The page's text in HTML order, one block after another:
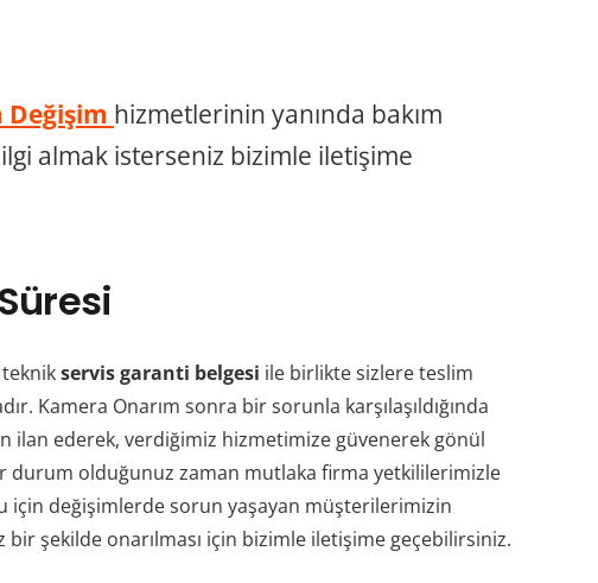
Değişim hizmetlerinin yanında bakım
almak isterseniz bizimle iletişime
servis garanti belgesi ile birlikte sizlere teslim
Kamera Onarım sonra bir sorunla karşılaşıldığında
ilan ederek, verdiğimiz hizmetimize güvenerek gönül
durum olduğunuz zaman mutlaka firma yetkililerimizle
için değişimlerde sorun yaşayan müşterilerimizin
şekilde onarılması için bizimle iletişime geçebilirsiniz.